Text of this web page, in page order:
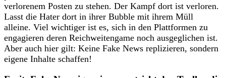
verlorenem Posten zu stehen. Der Kampf dort ist verloren.
Lasst die Hater dort in ihrer Bubble mit ihrem Müll
alleine. Viel wichtiger ist es, sich in den Plattformen zu
engagieren deren Reichweitengame noch ausgeglichen ist.
Aber auch hier gilt: Keine Fake News replizieren, sondern
eigene Inhalte schaffen!